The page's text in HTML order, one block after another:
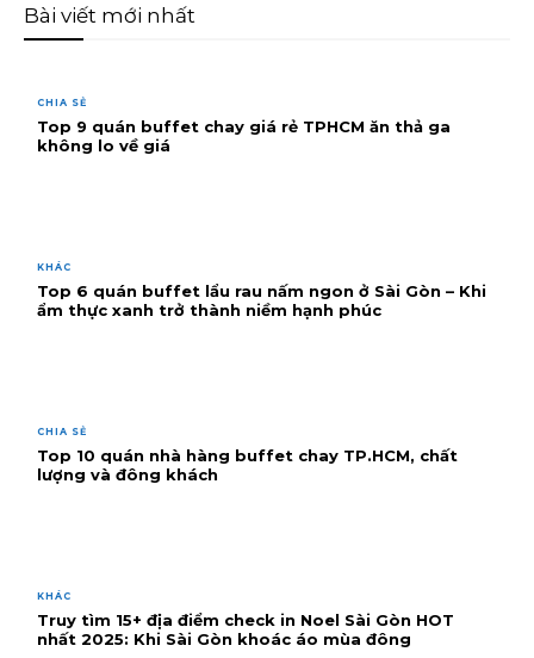
Bài viết mới nhất
CHIA SẺ
Top 9 quán buffet chay giá rẻ TPHCM ăn thả ga
không lo về giá
KHÁC
Top 6 quán buffet lẩu rau nấm ngon ở Sài Gòn – Khi
ẩm thực xanh trở thành niềm hạnh phúc
CHIA SẺ
Top 10 quán nhà hàng buffet chay TP.HCM, chất
lượng và đông khách
KHÁC
Truy tìm 15+ địa điểm check in Noel Sài Gòn HOT
nhất 2025: Khi Sài Gòn khoác áo mùa đông